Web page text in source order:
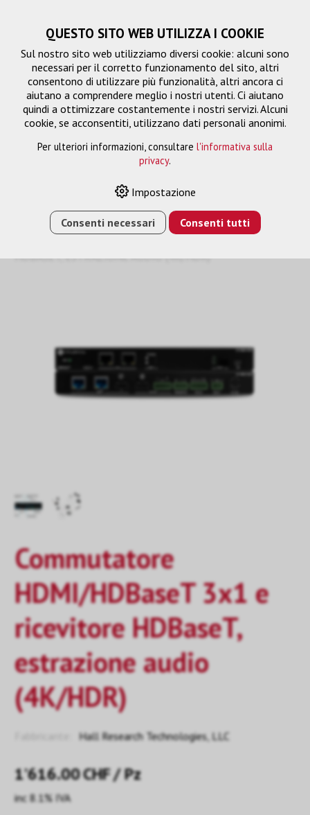
› E-SHOP › GESTIONE DEL SEGNALE EXTENDER
HDBASET, ESTRAZIONE AUDIO (4K/HDR)
Commutatore
HDMI/HDBaseT 3x1 e
ricevitore HDBaseT,
estrazione audio
(4K/HDR)
Hall Research Technologies, LLC
1’616.00CHF/ Pz
inc 8.1% IVA
QUESTO SITO WEB UTILIZZA I COOKIE
Sul nostro sito web utilizziamo diversi cookie: alcuni sono
necessari per il corretto funzionamento del sito, altri
consentono di utilizzare più funzionalità, altri ancora ci
aiutano a comprendere meglio i nostri utenti. Ci aiutano
quindi a ottimizzare costantemente i nostri servizi. Alcuni
cookie, se acconsentiti, utilizzano dati personali anonimi.
Per ulteriori informazioni, consultare l'informativa sulla
privacy.
Impostazione
Consenti necessari Consenti tutti